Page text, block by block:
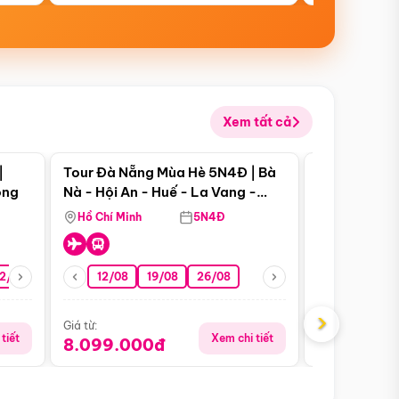
Xem tất cả
08 26/08 05/09 09/09 12/09
tiết
Điểm nổi bật
Tour Đà Nẵng Mùa Hè 5N4Đ | Bà
Nà - Hội An - Huế - La Vang -
Động Thiên Đường
Hồ Chí Minh 5N4Đ
12/08 19/08 26/08
Giá từ:
8.099.000đ Xem chi tiết
Giá từ:
›